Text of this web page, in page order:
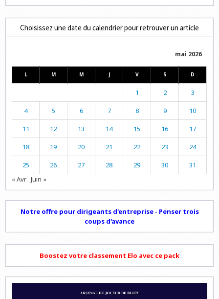
Choisissez une date du calendrier pour retrouver un article
mai 2026
L M M J V S D
1 2 3
4 5 6 7 8 9 10
11 12 13 14 15 16 17
18 19 20 21 22 23 24
25 26 27 28 29 30
31
« Avr Juin »
Notre offre pour dirigeants d'entreprise - Penser trois
coups d'avance
Boostez votre classement Elo avec ce pack